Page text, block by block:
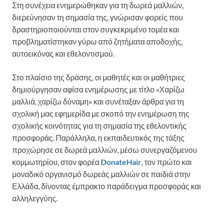
Στη συνέχεια ενημερώθηκαν για τη δωρεά μαλλιών,
διερεύνησαν τη σημασία της, γνώρισαν φορείς που
δραστηριοποιούνται στον συγκεκριμένο τομέα και
προβληματίστηκαν γύρω από ζητήματα αποδοχής,
αυτοεικόνας και εθελοντισμού.
Στο πλαίσιο της δράσης, οι μαθητές και οι μαθήτριες
δημιούργησαν αφίσα ενημέρωσης με τίτλο «Χαρίζω
μαλλιά, χαρίζω δύναμη» και συνέταξαν άρθρα για τη
σχολική μας εφημερίδα με σκοπό την ενημέρωση της
σχολικής κοινότητας για τη σημασία της εθελοντικής
προσφοράς. Παράλληλα, η εκπαιδευτικός της τάξης
προχώρησε σε δωρεά μαλλιών, μέσω συνεργαζόμενου
κομμωτηρίου, στον φορέα DonateHair, τον πρώτο και
μοναδικό οργανισμό δωρεάς μαλλιών σε παιδιά στην
Ελλάδα, δίνοντας έμπρακτο παράδειγμα προσφοράς και
αλληλεγγύης.